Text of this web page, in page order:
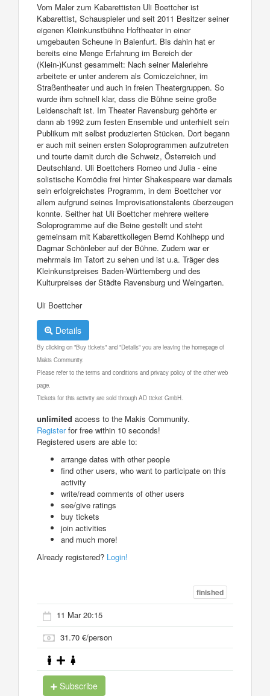
Vom Maler zum Kabarettisten Uli Boettcher ist
Kabarettist, Schauspieler und seit 2011 Besitzer seiner
eigenen Kleinkunstbühne Hoftheater in einer
umgebauten Scheune in Baienfurt. Bis dahin hat er
bereits eine Menge Erfahrung im Bereich der
(Klein-)Kunst gesammelt: Nach seiner Malerlehre
arbeitete er unter anderem als Comiczeichner, im
Straßentheater und auch in freien Theatergruppen. So
wurde ihm schnell klar, dass die Bühne seine große
Leidenschaft ist. Im Theater Ravensburg gehörte er
dann ab 1992 zum festen Ensemble und unterhielt sein
Publikum mit selbst produzierten Stücken. Dort begann
er auch mit seinen ersten Soloprogrammen aufzutreten
und tourte damit durch die Schweiz, Österreich und
Deutschland. Uli Boettchers Romeo und Julia - eine
solistische Komödie frei hinter Shakespeare war damals
sein erfolgreichstes Programm, in dem Boettcher vor
allem aufgrund seines Improvisationstalents überzeugen
konnte. Seither hat Uli Boettcher mehrere weitere
Soloprogramme auf die Beine gestellt und steht
gemeinsam mit Kabarettkollegen Bernd Kohlhepp und
Dagmar Schönleber auf der Bühne. Zudem war er
mehrmals im Tatort zu sehen und ist u.a. Träger des
Kleinkunstpreises Baden-Württemberg und des
Kulturpreises der Städte Ravensburg und Weingarten.
Uli Boettcher
Details
By clicking on "Buy tickets" and "Details" you are leaving the homepage of
Makis Community.
Please refer to the terms and conditions and privacy policy of the other web
page.
Tickets for this activity are sold through AD ticket GmbH.
unlimited access to the Makis Community.
Registerfor free within 10 seconds!
Registered users are able to:
arrange dates with other people
find other users, who want to participate on this
activity
write/read comments of other users
see/give ratings
buy tickets
join activities
and much more!
Already registered? Login!
finished
11 Mar 20:15
31.70 €/person
Subscribe